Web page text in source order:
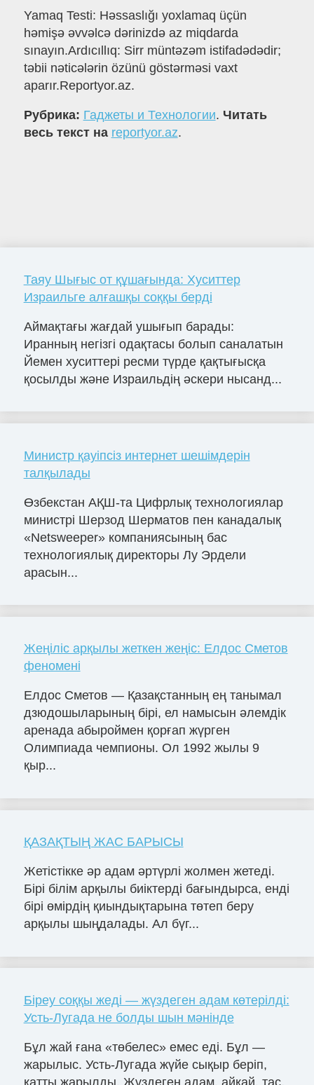
Yamaq Testi: Həssaslığı yoxlamaq üçün
həmişə əvvəlcə dərinizdə az miqdarda
sınayın.Ardıcıllıq: Sirr müntəzəm istifadədədir;
təbii nəticələrin özünü göstərməsi vaxt
aparır.Reportyor.az.
Рубрика: Гаджеты и Технологии. Читать
весь текст на reportyor.az.
Таяу Шығыс от құшағында: Хуситтер
Израильге алғашқы соққы берді
Аймақтағы жағдай ушығып барады:
Иранның негізгі одақтасы болып саналатын
Йемен хуситтері ресми түрде қақтығысқа
қосылды және Израильдің әскери нысанд...
Министр қауіпсіз интернет шешімдерін
талқылады
Өзбекстан АҚШ-та Цифрлық технологиялар
министрі Шерзод Шерматов пен канадалық
«Netsweeper» компаниясының бас
технологиялық директоры Лу Эрдели
арасын...
Жеңіліс арқылы жеткен жеңіс: Елдос Сметов
феномені
Елдос Сметов — Қазақстанның ең танымал
дзюдошыларының бірі, ел намысын әлемдік
аренада абыроймен қорғап жүрген
Олимпиада чемпионы. Ол 1992 жылы 9
қыр...
ҚАЗАҚТЫҢ ЖАС БАРЫСЫ
Жетістікке әр адам әртүрлі жолмен жетеді.
Бірі білім арқылы биіктерді бағындырса, енді
бірі өмірдің қиындықтарына төтеп беру
арқылы шыңдалады. Ал бүг...
Біреу соққы жеді — жүздеген адам көтерілді:
Усть-Лугада не болды шын мәнінде
Бұл жай ғана «төбелес» емес еді. Бұл —
жарылыс. Усть-Лугада жүйе сықыр беріп,
қатты жарылды. Жүздеген адам, айқай, тас,